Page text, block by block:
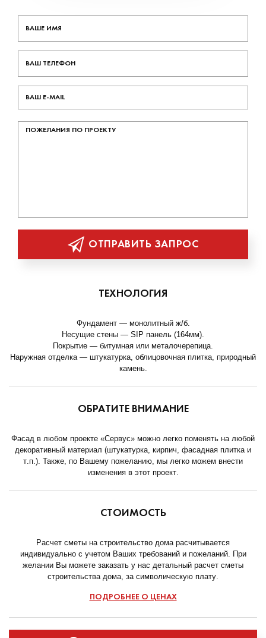
ОТПРАВИТЬ ЗАПРОС
ТЕХНОЛОГИЯ
Фундамент — монолитный ж/б.
Несущие стены — SIP панель (164мм).
Покрытие — битумная или металочерепица.
Наружная отделка — штукатурка, облицовочная плитка, природный
камень.
ОБРАТИТЕ ВНИМАНИЕ
Фасад в любом проекте «Сервус» можно легко поменять на любой
декоративный материал (штукатурка, кирпич, фасадная плитка и
т.п.). Также, по Вашему пожеланию, мы легко можем внести
изменения в этот проект.
СТОИМОСТЬ
Расчет сметы на строительство дома расчитывается
индивидуально с учетом Ваших требований и пожеланий. При
желании Вы можете заказать у нас детальный расчет сметы
строительства дома, за символическую плату.
ПОДРОБНЕЕ О ЦЕНАХ